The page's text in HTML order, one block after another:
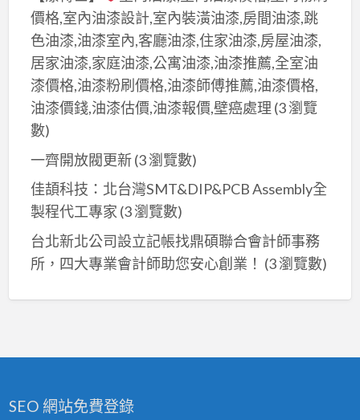
價格,室內油漆設計,室內裝潢油漆,房間油漆,跳
色油漆,油漆室內,客廳油漆,住家油漆,房屋油漆,
居家油漆,家庭油漆,公寓油漆,油漆推薦,全室油
漆價格,油漆粉刷價格,油漆師傅推薦,油漆價格,
油漆價錢,油漆估價,油漆報價,壁癌處理 (3 瀏覽
數)
一齊開放閥更新(3 瀏覽數)
佳頡科技：北台灣SMT&DIP&PCB Assembly全
製程代工專家 (3 瀏覽數)
台北新北公司設立記帳找鼎碩聯合會計師事務
所，四大專業會計師助您安心創業！ (3 瀏覽數)
SEO 網站免費登錄